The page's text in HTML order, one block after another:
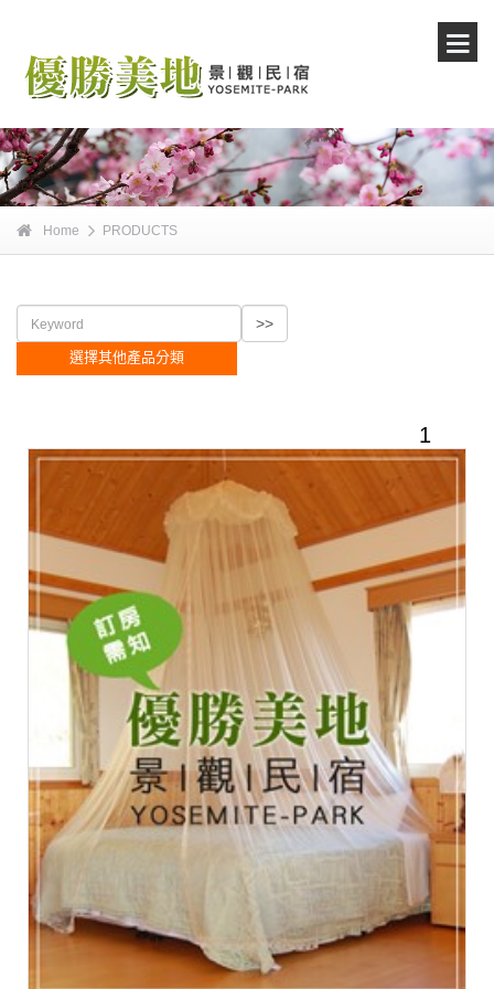
Home PRODUCTS
選擇其他產品分類
1